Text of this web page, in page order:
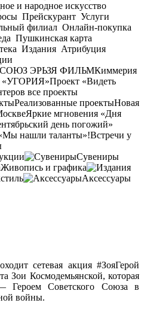
и народное искусство
Прейскурант Услуги
филиал Онлайн-покупка
Пушкинская карта
Издания Атрибуция
СОЮЗ ЭРЬЗЯ ФИЛЬМКиммерия
«УГОРИЯ»Проект «Видеть
все проекты
Реализованные проектыНовая
Яркие мгновения «Дня
день погожий»
нашли таланты»!Встречи у
Сувениры
Живопись и графика
Аксессуары
сетевая акция #ЗояГерой
Зои Космодемьянской, которая
Героем Советского Союза в
войны.